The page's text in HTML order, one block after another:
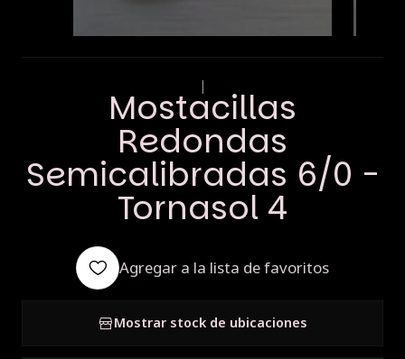
|
Mostacillas
Redondas
Semicalibradas 6/0 -
Tornasol 4
Agregar a la lista de favoritos
Mostrar stock de ubicaciones